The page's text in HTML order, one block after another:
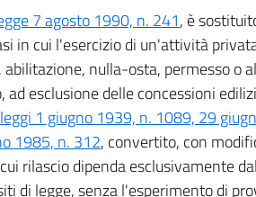
7 agosto 1990, n. 241, è
in cui l'esercizio di un'attività
nulla-osta, permesso o
esclusione delle concessioni
leggi 1 giugno 1939, n. 1089, 29
1985, n. 312, convertito, con
rilascio dipenda esclusivamente
di legge, senza l'esperimento di